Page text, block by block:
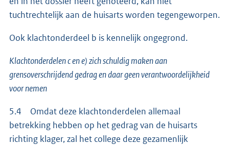
tuchtrechtelijk aan de huisarts worden tegengeworpen.
Ook klachtonderdeel b is kennelijk ongegrond.
Klachtonderdelen c en e) zich schuldig maken aan
grensoverschrijdend gedrag en daar geen verantwoordelijkheid
voor nemen
5.4 Omdat deze klachtonderdelen allemaal
betrekking hebben op het gedrag van de huisarts
richting klager, zal het college deze gezamenlijk